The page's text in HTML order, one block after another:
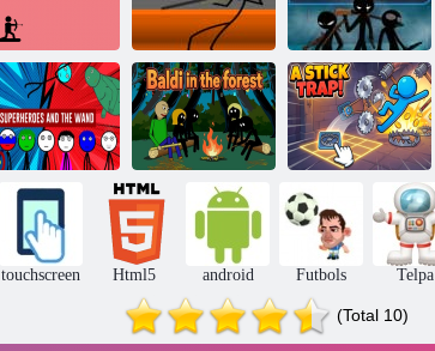
Loka šaušanas
karš
Stickman
snaiperis 3
StickMan
komandas spēks
Supervaroņi un
zizlis
Baldi mežā Nūju slazds!
touchscreen Html5 android Futbols Telpa
(Total 10)